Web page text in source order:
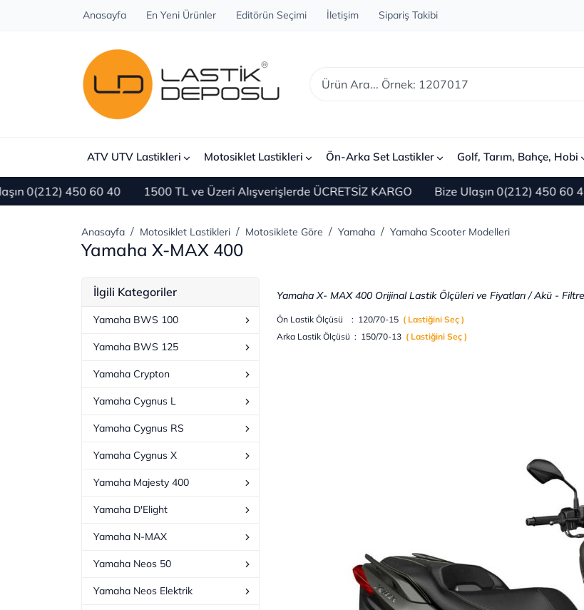
Anasayfa En Yeni Ürünler Editörün Seçimi İletişim Sipariş Takibi
ATV UTV Lastikleri Motosiklet Lastikleri Ön-Arka Set Lastikler Golf, Tarım, Bahçe, Hobi
450 60 40 1500 TL ve Üzeri Alışverişlerde ÜCRETSİZ KARGO Bize Ulaşın 0(212) 450 60 40 1500
Anasayfa Motosiklet Lastikleri Motosiklete Göre Yamaha Yamaha Scooter Modelleri
Yamaha X-MAX 400
İlgili Kategoriler
Yamaha BWS 100
Yamaha BWS 125
Yamaha Crypton
Yamaha Cygnus L
Yamaha Cygnus RS
Yamaha Cygnus X
Yamaha Majesty 400
Yamaha D'Elight
Yamaha N-MAX
Yamaha Neos 50
Yamaha Neos Elektrik
Yamaha X- MAX 400 Orijinal Lastik Ölçüleri ve Fiyatları / Akü -
Ön Lastik Ölçüsü : 120/70-15 ( Lastiğini Seç )
Arka Lastik Ölçüsü : 150/70-13 ( Lastiğini Seç )